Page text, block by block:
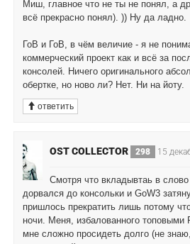
Миш, главное что не ты не понял, а
всё прекрасно понял). )) Ну да ладно.
ГоВ и ГоВ, в чём величие - я не
коммерческий проект как и всё за
консолей. Ничего оригинального
обертке, но ново ли? Нет. Ни на йоту.
ответить
OST COLLECTOR 298 15
Смотря что вкладывтаь в
дорвался до консольки и GoW3
пришлось прекратить лишь потому
ночи. Меня, избалованного топовыми
мне сложно просидеть долго (не